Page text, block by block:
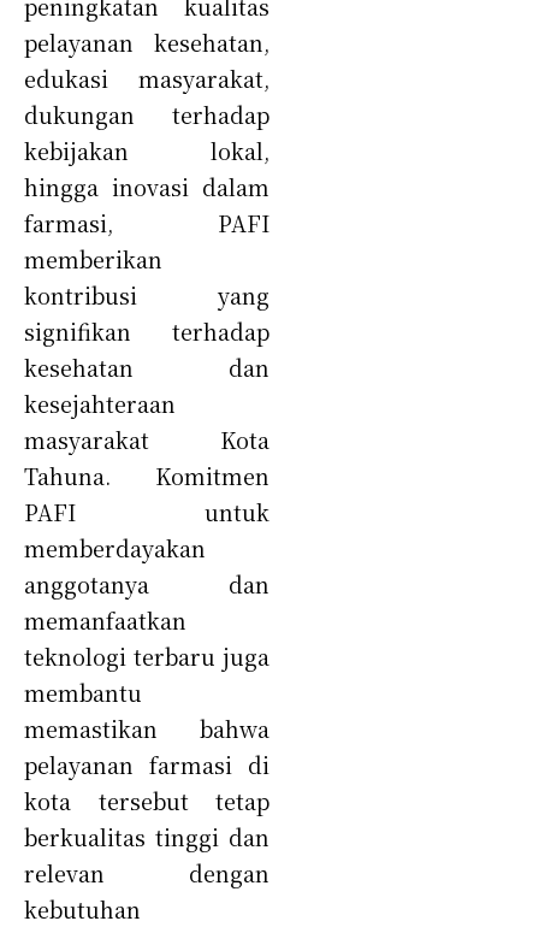
pelayanan kesehatan,
edukasi masyarakat,
dukungan terhadap
kebijakan lokal,
hingga inovasi dalam
farmasi, PAFI
memberikan
kontribusi yang
signifikan terhadap
kesehatan dan
kesejahteraan
masyarakat Kota
Tahuna. Komitmen
PAFI untuk
memberdayakan
anggotanya dan
memanfaatkan
teknologi terbaru juga
membantu
memastikan bahwa
pelayanan farmasi di
kota tersebut tetap
berkualitas tinggi dan
relevan dengan
kebutuhan